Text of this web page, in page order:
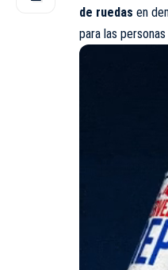
de ruedas en
para las